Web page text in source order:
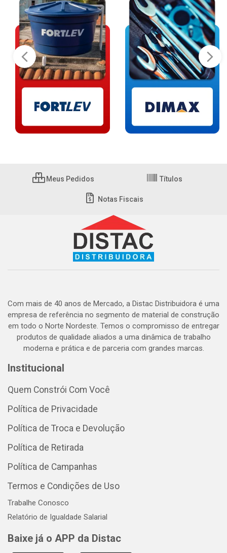
Meus Pedidos Títulos
Notas Fiscais
Com mais de 40 anos de Mercado, a Distac Distribuidora é uma
empresa de referência no segmento de material de construção
em todo o Norte Nordeste. Temos o compromisso de entregar
produtos de qualidade aliados a uma dinâmica de trabalho
moderna e prática e de parceria com grandes marcas.
Institucional
Quem Constrói Com Você
Política de Privacidade
Política de Troca e Devolução
Política de Retirada
Política de Campanhas
Termos e Condições de Uso
Trabalhe Conosco
Relatório de Igualdade Salarial
Baixe já o APP da Distac